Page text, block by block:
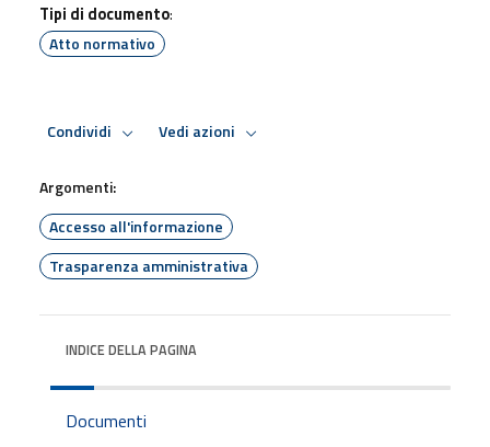
Tipi di documento:
Atto normativo
Condividi Vedi azioni
Argomenti:
Accesso all'informazione
Trasparenza amministrativa
INDICE DELLA PAGINA
Documenti